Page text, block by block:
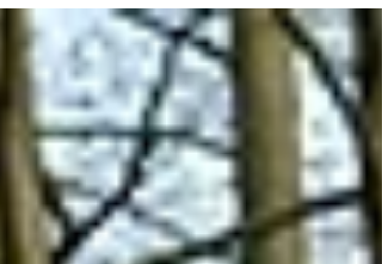
Aleksandra Flak. Abhaya Studio to fantastyczni ludzie
i piękne miejsce z klimatem. Mieści się w
odrestaurowanej manufakturze w samym centrum
Wrocławia. Fot. Ola Flak Prowadzona medytacja
rozpoczęciem praktyki pierwszej serii. Fot. Ola Flak
Mantra otwierająca rozwibrowała nie tylko